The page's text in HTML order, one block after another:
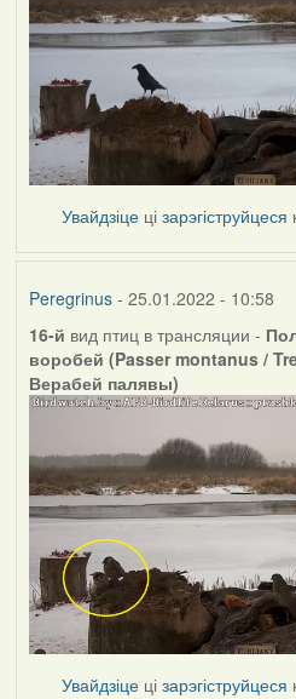
Увайдзіце цізарэгіструйцеся
Peregrinus- 25.01.2022 - 10:58
16-й вид птиц в трансляции -
воробей (Passer montanus /
Верабей палявы)
Увайдзіце цізарэгіструйцеся